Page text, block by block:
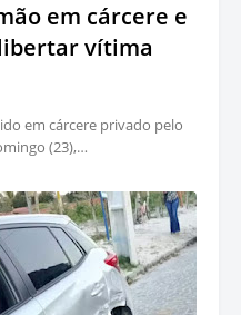
em cárcere e
vítima
em cárcere privado pelo
(23),…